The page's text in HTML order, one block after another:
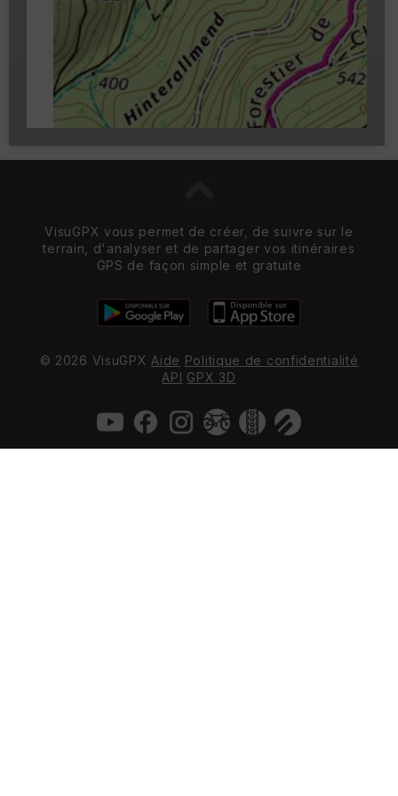
Carroyage UTM
(1km à partir du niveau de
zoom 14)
VisuGPX vous permet de créer, de suivre sur le
terrain, d'analyser et de partager vos itinéraires
GPS de façon simple et gratuite
© 2026 VisuGPX Aide Politique de confidentialité
API GPX 3D